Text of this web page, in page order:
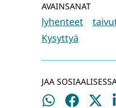
AVAINSANAT
lyhenteet
Kysyttyä
JAA
Jaa
Jaa
Jaa